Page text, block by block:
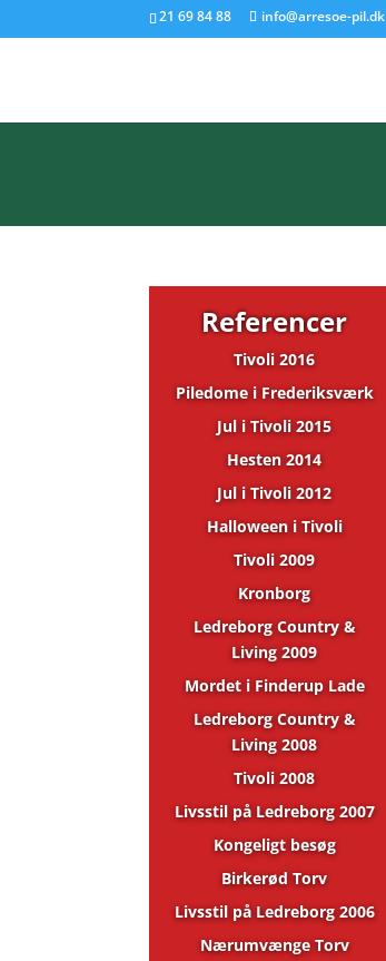
21 69 84 88 info@arresoe-pil.dk
Referencer
Tivoli 2016
Piledome i Frederiksværk
Jul i Tivoli 2015
Hesten 2014
Jul i Tivoli 2012
Halloween i Tivoli
Tivoli 2009
Kronborg
Ledreborg Country &
Living 2009
Mordet i Finderup Lade
Ledreborg Country &
Living 2008
Tivoli 2008
Livsstil på Ledreborg 2007
Kongeligt besøg
Birkerød Torv
Livsstil på Ledreborg 2006
Nærumvænge Torv